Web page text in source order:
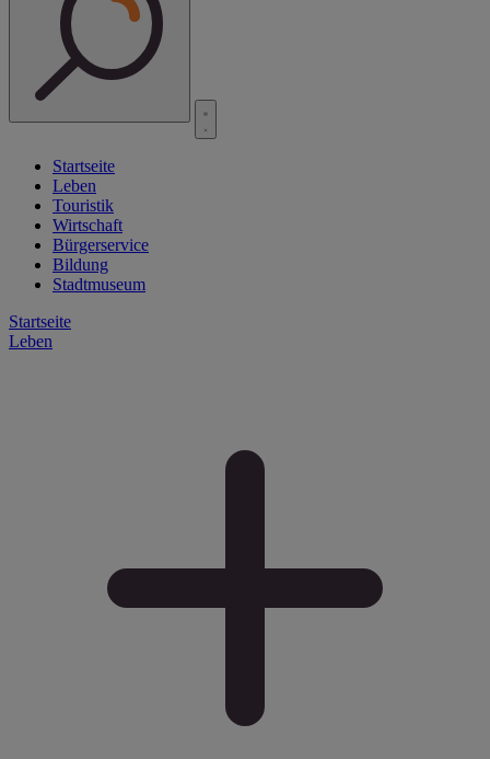
Startseite
Leben
Touristik
Wirtschaft
Bürgerservice
Bildung
Stadtmuseum
Startseite
Leben